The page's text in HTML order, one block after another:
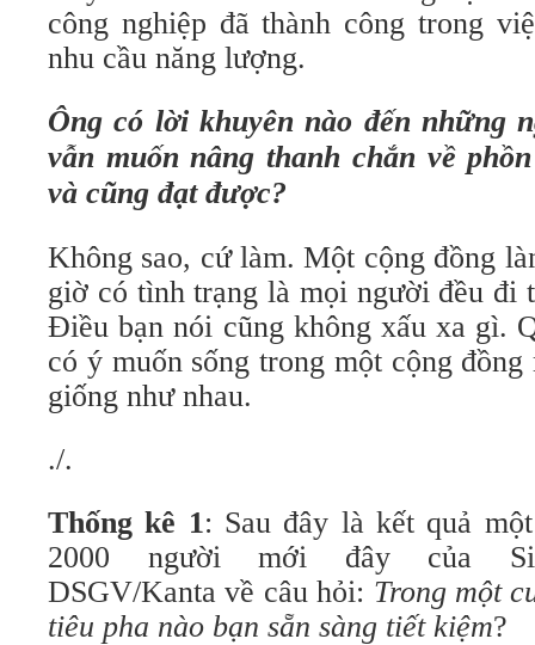
công nghiệp đã thành công trong
nhu cầu năng lượng.
Ông có lời khuyên nào đến những
vẫn muốn nâng thanh chắn về
và cũng đạt được?
Không sao, cứ làm. Một cộng đồng
giờ có tình trạng là mọi người đều đi
Điều bạn nói cũng không xấu xa gì.
có ý muốn sống trong một cộng
giống như nhau.
./.
Thống kê 1: Sau đây là kết quả
2000 người mới đây của
DSGV/Kanta về câu hỏi: Trong một
tiêu pha nào bạn sẵn sàng tiết kiệm?